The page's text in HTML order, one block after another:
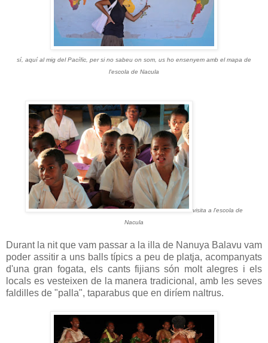
sí, aquí al mig del Pacífic, per si no sabeu on som, us ho ensenyem amb el mapa de
l'escola de Nacula
visita a l'escola de
Nacula
Durant la nit que vam passar a la illa de Nanuya Balavu vam
poder assitir a uns balls típics a peu de platja, acompanyats
d'una gran fogata, els cants fijians són molt alegres i els
locals es vesteixen de la manera tradicional, amb les seves
faldilles de "palla", taparabus que en diríem naltrus.